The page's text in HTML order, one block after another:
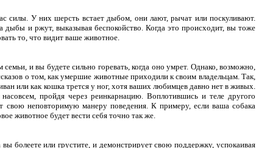
силы. У них шерсть встает дыбом, они лают, рычат или поскуливают.
и ржут, выказывая беспокойство. Когда это происходит, вы тоже
то, что видит ваше животное.
и вы будете сильно горевать, когда оно умрет. Однако, возможно,
о том, как умершие животные приходили к своим владельцам. Так,
или как кошка трется у ног, хотя ваших любимцев давно нет в живых.
пройдя через реинкарнацию. Воплотившись и теле другого
неповторимую манеру поведения. К примеру, если ваша собака
животное будет вести себя точно так же.
болеете или грустите, и демонстрирует свою поддержку, успокаивая